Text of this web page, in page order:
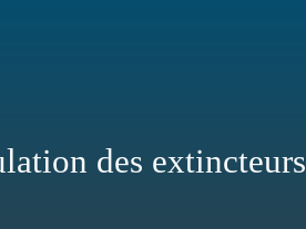
des extincteurs